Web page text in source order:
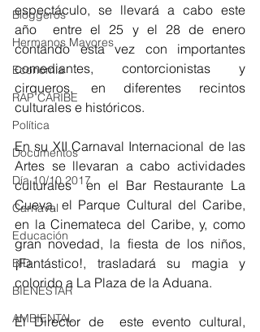
Bloggeros
Hermanos Mayores
Economía
RAP CARIBE
Política
Documentos
Día 10/10 2017
Carnaval
Educación
BID
BIENESTAR
AMBIENTAL
espectáculo, se llevará a cabo este
año  entre el 25 y el 28 de enero
contando esta vez con importantes
comediantes, contorcionistas y
cirqueros, en diferentes recintos
culturales e históricos.
En su XII Carnaval Internacional de las
Artes se llevaran a cabo actividades
culturales  en el Bar Restaurante La
Cueva, el Parque Cultural del Caribe,
en la Cinemateca del Caribe, y, como
gran novedad, la fiesta de los niños,
¡Fantástico!, trasladará su magia y
colorido a La Plaza de la Aduana.
El Director de  este evento cultural,